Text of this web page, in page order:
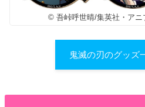
© 吾峠呼世晴/集英社・アニ
鬼滅の刃のグッズ